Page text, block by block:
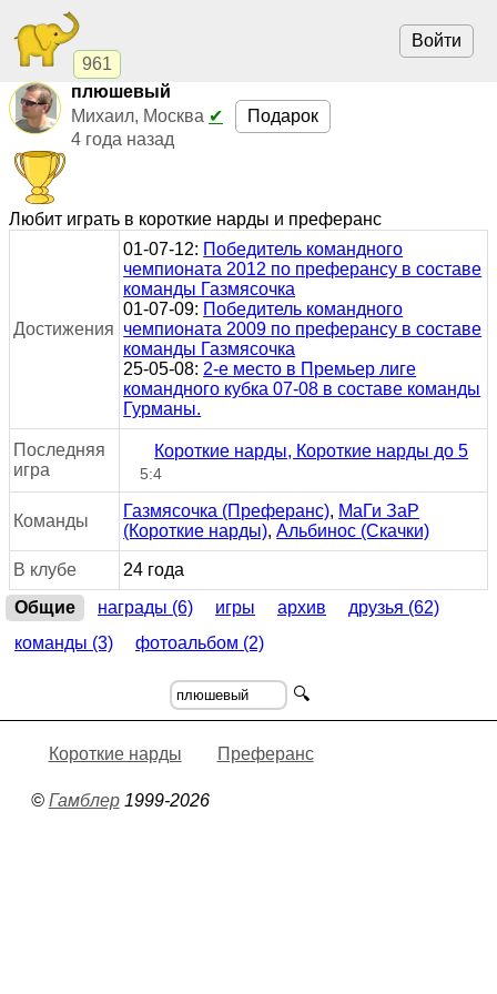
961
Войти
плюшевый
Михаил, Москва ✔
4 года назад
Подарок
Любит играть в короткие нарды и преферанс
Достижения
01-07-12: Победитель командного
чемпионата 2012 по преферансу в составе
команды Газмясочка
01-07-09: Победитель командного
чемпионата 2009 по преферансу в составе
команды Газмясочка
25-05-08: 2-е место в Премьер лиге
командного кубка 07-08 в составе команды
Гурманы.
Последняя
игра
Короткие нарды, Короткие нарды до 5
5:4
Команды
Газмясочка (Преферанс), МаГи ЗаР
(Короткие нарды),Альбинос (Скачки)
В клубе
24 года
Общие
награды (6) игры архив
друзья (62)
команды (3)
фотоальбом (2)
🔍
Короткие нарды Преферанс
© Гамблер1999-2026